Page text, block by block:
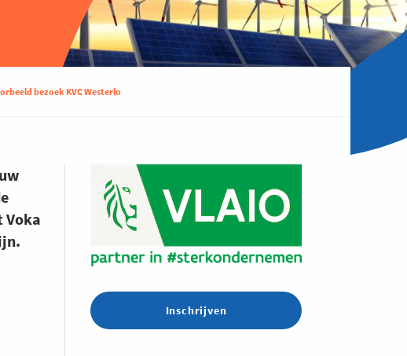
bezoek KVC Westerlo
Voka
Inschrijven